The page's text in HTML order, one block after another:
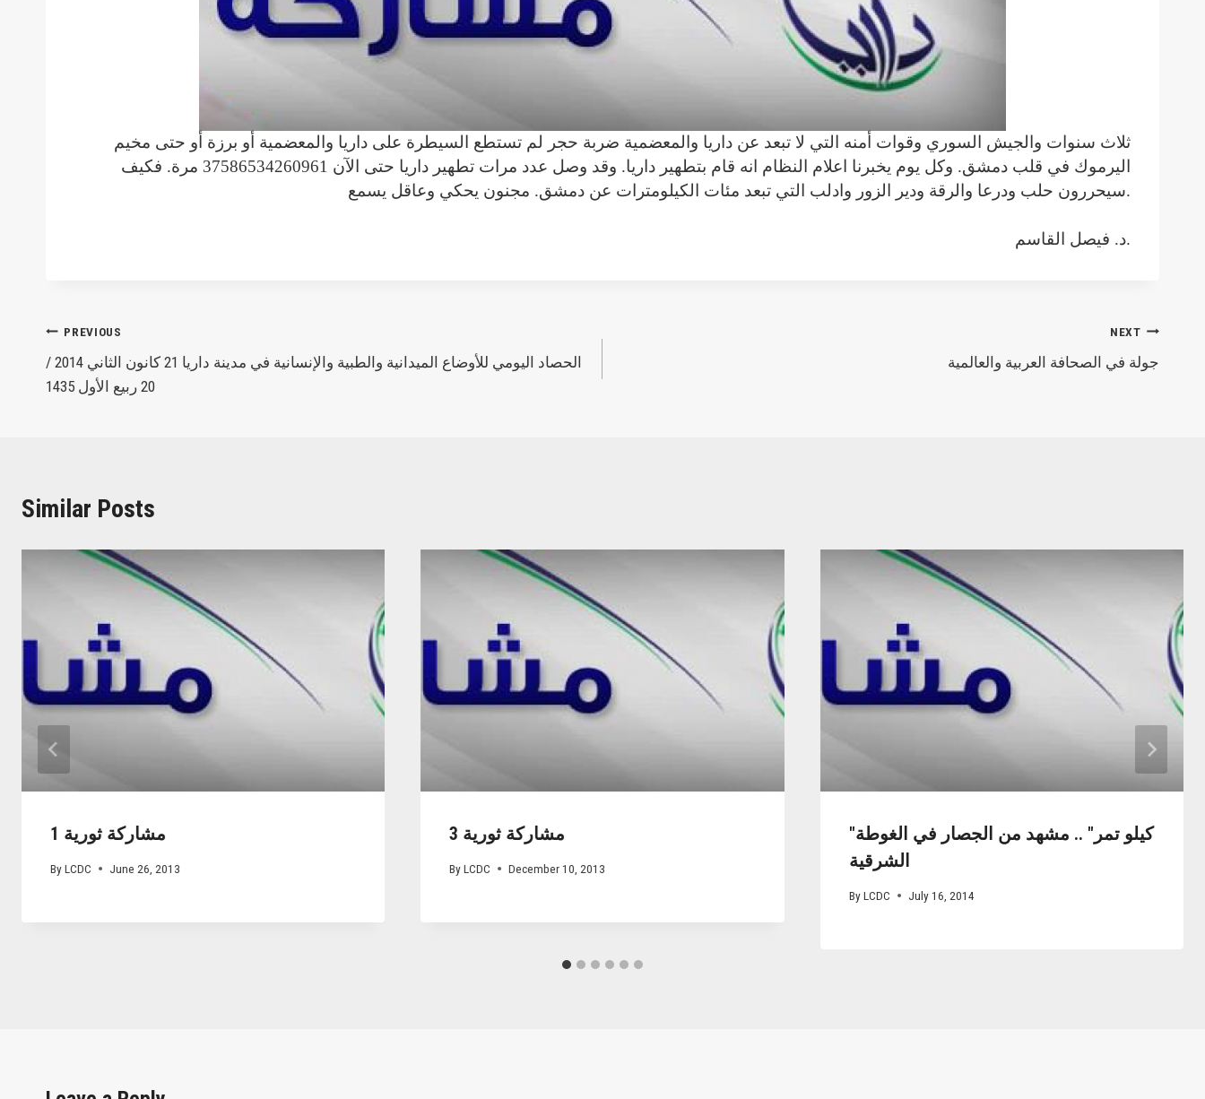
ثلاث سنوات والجيش السوري وقوات أمنه التي لا تبعد عن داريا والمعضمية ضربة حجر لم تستطع السيطرة على داريا والمعضمية أو برزة أو حتى مخيم
اليرموك في قلب دمشق. وكل يوم يخبرنا اعلام النظام انه قام بتطهير داريا. وقد وصل عدد مرات تطهير داريا حتى الآن 37586534260961 مرة. فكيف
سيحررون حلب ودرعا والرقة ودير الزور وادلب التي تبعد مئات الكيلومترات عن دمشق. مجنون يحكي وعاقل يسمع.
د. فيصل القاسم.
Post
navigation
PREVIOUS
الحصاد اليومي للأوضاع الميدانية والطبية والإنسانية في مدينة داريا 21 كانون الثاني 2014 /
20 ربيع الأول 1435
NEXT
جولة في الصحافة العربية والعالمية
Similar Posts
مشاركة ثورية 1
ByLCDC June 26, 2013
مشاركة ثورية 3
By LCDC December 10, 2013
"كيلو تمر" .. مشهد من الجصار في الغوطة
الشرقية
By LCDC July 16, 2014